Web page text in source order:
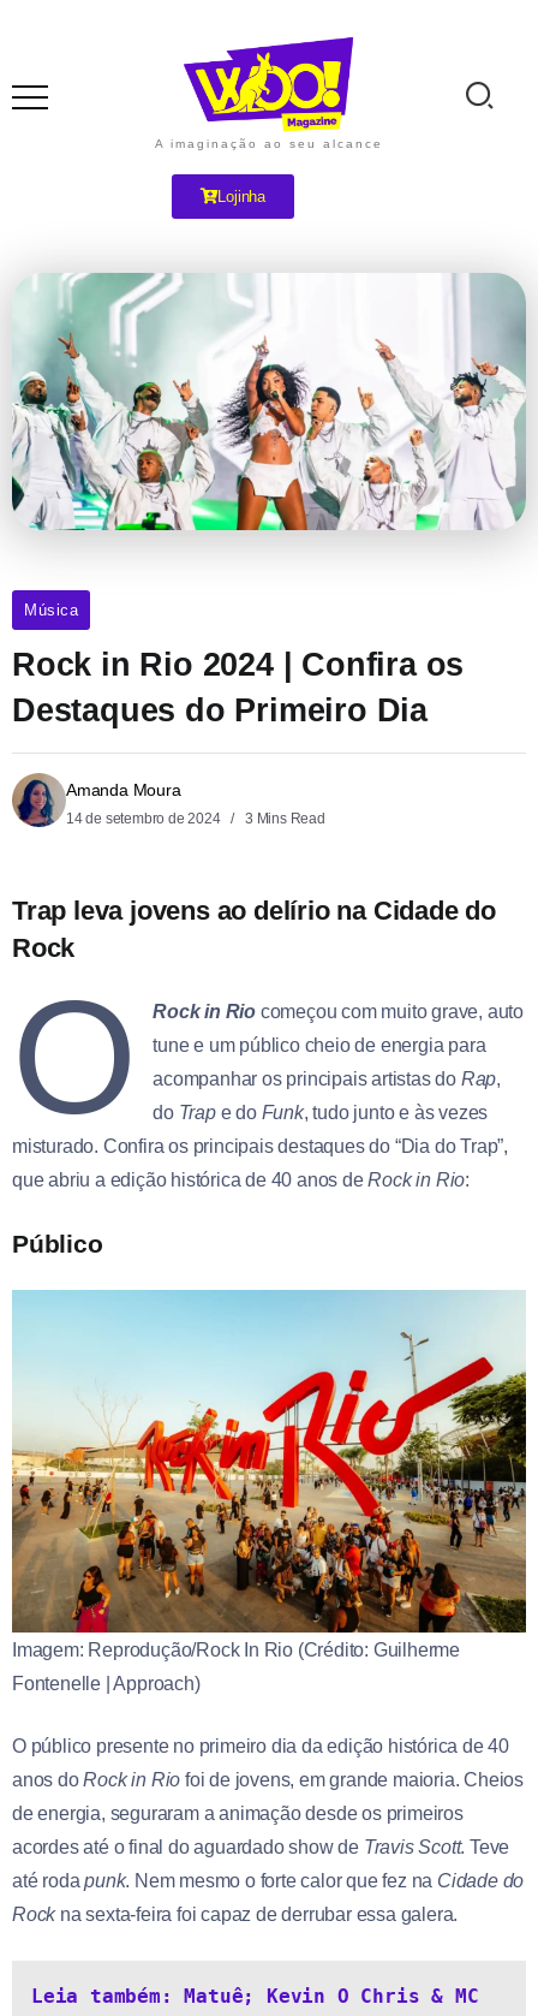
A imaginação ao seu alcance
Lojinha
Música
Rock in Rio 2024 | Confira os
Destaques do Primeiro Dia
Amanda Moura
14 de setembro de 2024 3 Mins Read
Trap leva jovens ao delírio na Cidade do
Rock
O Rock in Rio começou com muito grave, auto
tune e um público cheio de energia para
acompanhar os principais artistas do Rap,
do Trape do Funk, tudo junto e às vezes
misturado. Confira os principais destaques do “Dia do Trap”,
que abriu a edição histórica de 40 anos deRock in Rio:
Público
Imagem: Reprodução/Rock In Rio (Crédito: Guilherme
Fontenelle | Approach)
O público presente no primeiro dia da edição histórica de 40
anos doRock in Rio foi de jovens, em grande maioria. Cheios
de energia, seguraram a animação desde os primeiros
acordes até o final do aguardado show de Travis Scott. Teve
até rodapunk. Nem mesmo o forte calor que fez na Cidade do
Rockna sexta-feira foi capaz de derrubar essa galera.
Leia também: Matuê; Kevin O Chris & MC